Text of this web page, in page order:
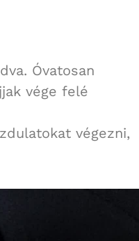
Óvatosan
vége felé
végezni,